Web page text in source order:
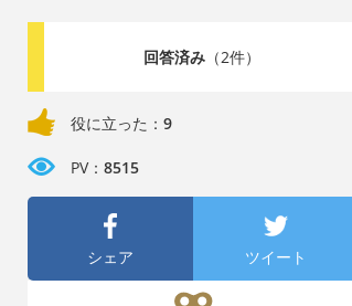
回答済み（2件）
役に立った： 9
PV： 8515
シェア ツイート